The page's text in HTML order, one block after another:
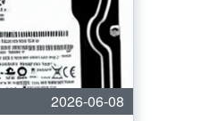
2026-06-08